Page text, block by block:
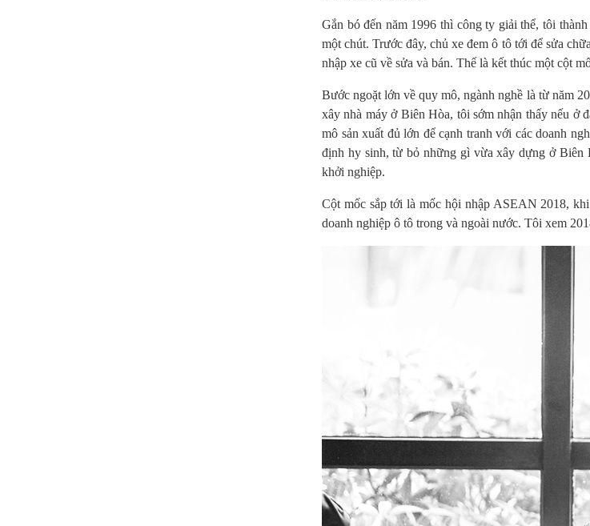
Gắn bó đến năm 1996 thì công ty giải thể, tôi
một chút. Trước đây, chủ xe đem ô tô tới để sửa
nhập xe cũ về sửa và bán. Thế là kết thúc một cột
Bước ngoặt lớn về quy mô, ngành nghề là từ năm
xây nhà máy ở Biên Hòa, tôi sớm nhận thấy nếu ở
mô sản xuất đủ lớn để cạnh tranh với các doanh
định hy sinh, từ bỏ những gì vừa xây dựng ở
khởi nghiệp.
Cột mốc sắp tới là mốc hội nhập ASEAN 2018,
doanh nghiệp ô tô trong và ngoài nước. Tôi xem